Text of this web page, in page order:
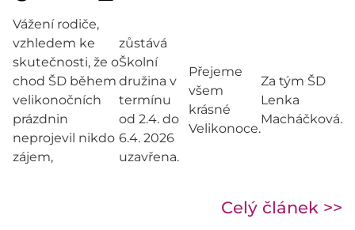
Vážení rodiče,
vzhledem ke
skutečnosti, že o
chod ŠD během
velikonočních
prázdnin
neprojevil nikdo
zájem,
zůstává
Školní
družina v
termínu
od 2.4. do
6.4. 2026
uzavřena.
Přejeme
všem
krásné
Velikonoce.
Za tým ŠD
Lenka
Macháčková.
Celý článek >>